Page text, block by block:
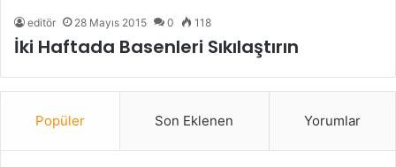
editör 28 Mayıs 2015 0 118
İki Haftada Basenleri Sıkılaştırın
Popüler Son Eklenen Yorumlar